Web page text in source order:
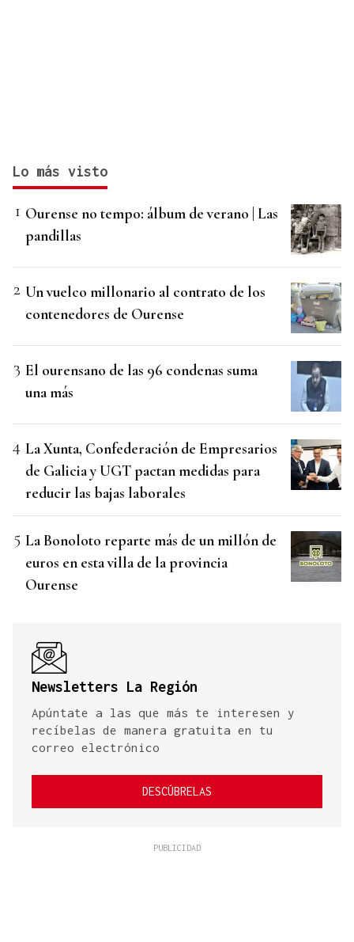
Lo más visto
Ourense no tempo: álbum de verano | Las
pandillas
Un vuelco millonario al contrato de los
contenedores de Ourense
El ourensano de las 96 condenas suma
una más
La Xunta, Confederación de Empresarios
de Galicia y UGT pactan medidas para
reducir las bajas laborales
La Bonoloto reparte más de un millón de
euros en esta villa de la provincia
Ourense
Newsletters La Región
Apúntate a las que más te interesen y
recíbelas de manera gratuita en tu
correo electrónico
DESCÚBRELAS